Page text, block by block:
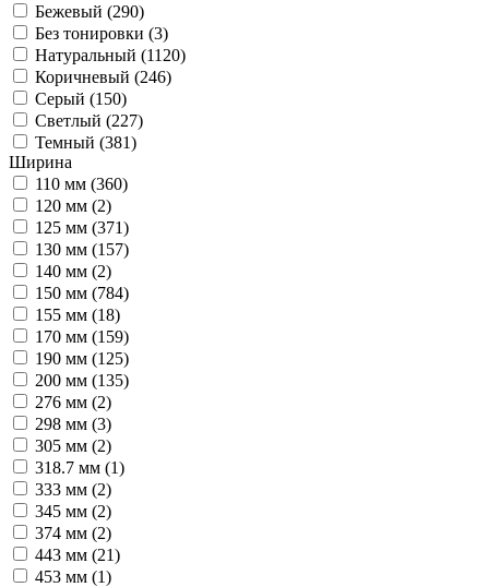
Бежевый (290)
Без тонировки (3)
Натуральный (1120)
Коричневый (246)
Серый (150)
Светлый (227)
Темный (381)
Ширина
110 мм (360)
120 мм (2)
125 мм (371)
130 мм (157)
140 мм (2)
150 мм (784)
155 мм (18)
170 мм (159)
190 мм (125)
200 мм (135)
276 мм (2)
298 мм (3)
305 мм (2)
318.7 мм (1)
333 мм (2)
345 мм (2)
374 мм (2)
443 мм (21)
453 мм (1)